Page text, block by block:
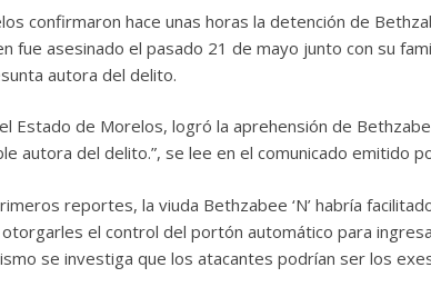
confirmaron hace unas horas la detención de
fue asesinado el pasado 21 de mayo junto con su
autora del delito.
Estado de Morelos, logró la aprehensión de
autora del delito.”, se lee en el comunicado emitido
reportes, la viuda Bethzabee ‘N’ habría
el control del portón automático para
se investiga que los atacantes podrían ser los